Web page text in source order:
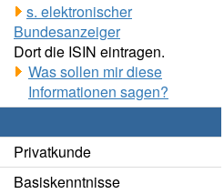
s. elektronischer
Bundesanzeiger
Dort die ISIN eintragen.
Was sollen mir diese
Informationen sagen?
Privatkunde
Basiskenntnisse